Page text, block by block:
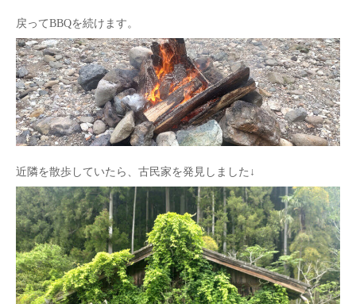
戻ってBBQを続けます。
近隣を散歩していたら、古民家を発見しました↓